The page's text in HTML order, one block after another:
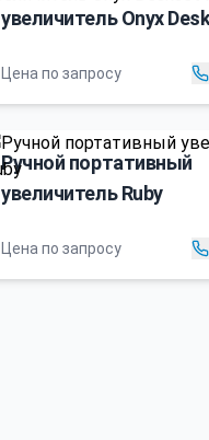
увеличитель Onyx
Цена по запросу
Ручной портативный
увеличитель Ruby
Цена по запросу